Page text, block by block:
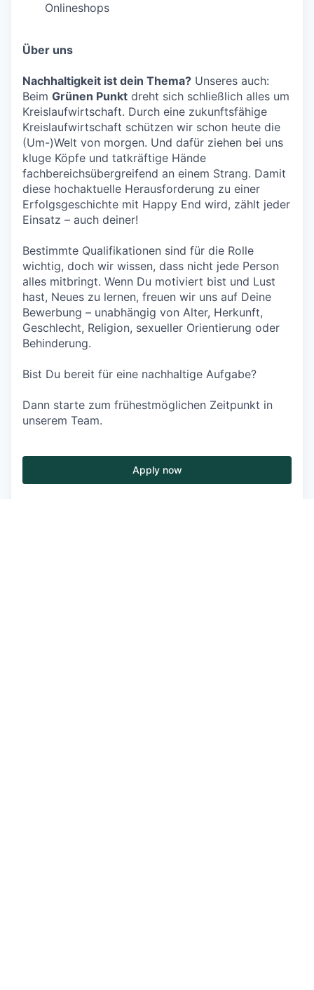
Onlineshops
Über uns
Nachhaltigkeit ist dein Thema? Unseres auch:
Beim Grünen Punkt dreht sich schließlich alles um
Kreislaufwirtschaft. Durch eine zukunftsfähige
Kreislaufwirtschaft schützen wir schon heute die
(Um-)Welt von morgen. Und dafür ziehen bei uns
kluge Köpfe und tatkräftige Hände
fachbereichsübergreifend an einem Strang. Damit
diese hochaktuelle Herausforderung zu einer
Erfolgsgeschichte mit Happy End wird, zählt jeder
Einsatz – auch deiner!
Bestimmte Qualifikationen sind für die Rolle
wichtig, doch wir wissen, dass nicht jede Person
alles mitbringt. Wenn Du motiviert bist und Lust
hast, Neues zu lernen, freuen wir uns auf Deine
Bewerbung – unabhängig von Alter, Herkunft,
Geschlecht, Religion, sexueller Orientierung oder
Behinderung.
Bist Du bereit für eine nachhaltige Aufgabe?
Dann starte zum frühestmöglichen Zeitpunkt in
unserem Team.
Apply now